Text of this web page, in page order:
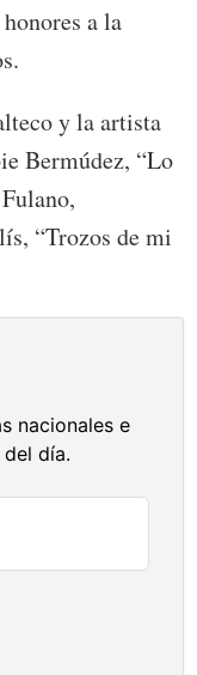
a la
y la artista
Bermúdez, “Lo
“Trozos de mi
nacionales e
día.